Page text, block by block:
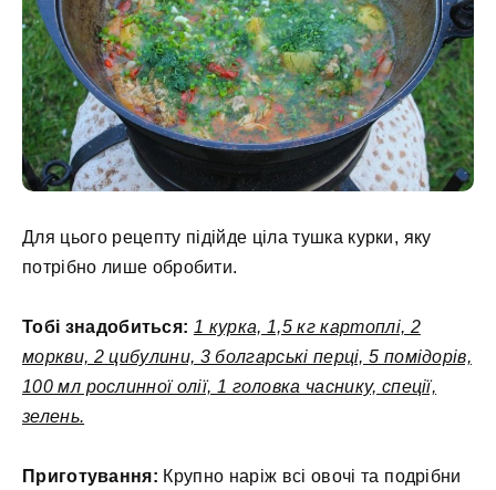
Для цього рецепту підійде ціла тушка курки, яку
потрібно лише обробити.
Тобі знадобиться: 1 курка, 1,5 кг картоплі, 2
моркви, 2 цибулини, 3 болгарські перці, 5 помідорів,
100 мл рослинної олії, 1 головка часнику, спеції,
зелень.
Приготування: Крупно наріж всі овочі та подрібни